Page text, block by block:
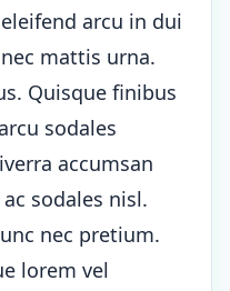
arcu in dui
mattis urna.
Quisque finibus
sodales
accumsan
sodales nisl.
nec pretium.
lorem vel